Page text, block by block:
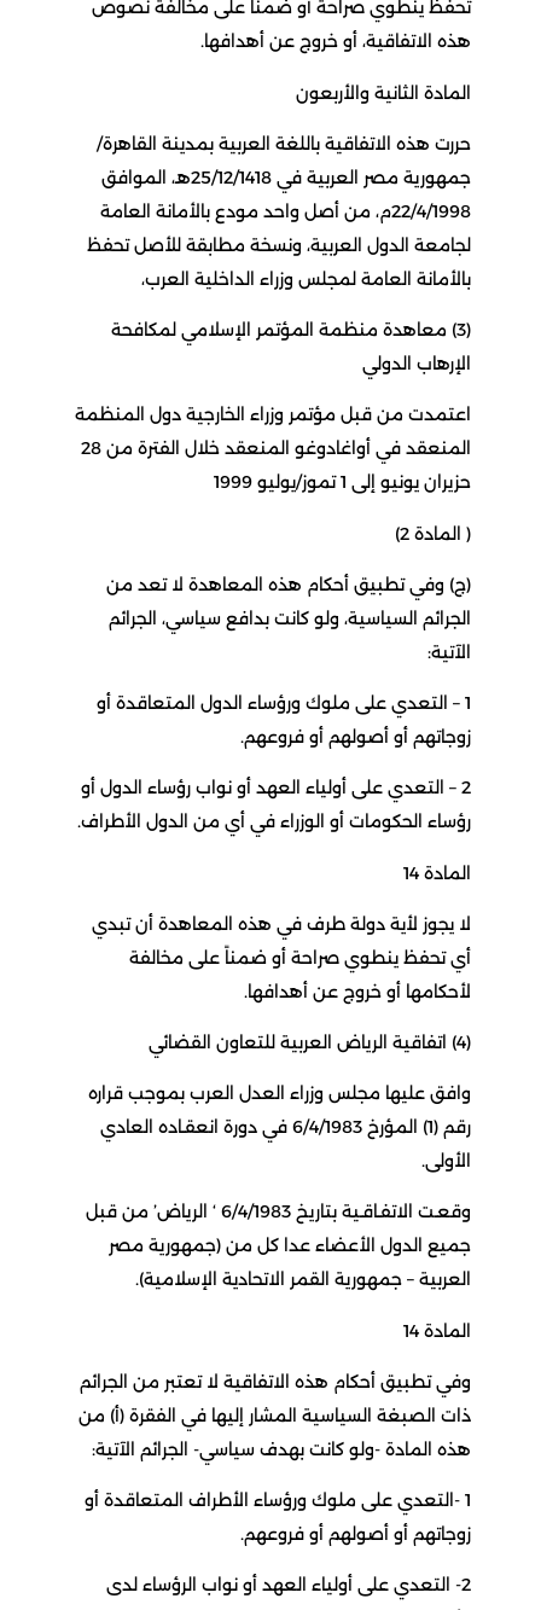
تحفظ ينطوي صراحة أو ضمنًا على مخالفة نصوص
هذه الاتفاقية، أو خروج عن أهدافها.
المادة الثانية والأربعون
حررت هذه الاتفاقية باللغة العربية بمدينة القاهرة/
جمهورية مصر العربية في 25/12/1418هـ، الموافق
22/4/1998م، من أصل واحد مودع بالأمانة العامة
لجامعة الدول العربية، ونسخة مطابقة للأصل تحفظ
بالأمانة العامة لمجلس وزراء الداخلية العرب،
(3) معاهدة منظمة المؤتمر الإسلامي لمكافحة
الإرهاب الدولي
اعتمدت من قبل مؤتمر وزراء الخارجية دول المنظمة
المنعقد في أواغادوغو المنعقد خلال الفترة من 28
حزيران يونيو إلى 1 تموز/يوليو 1999
( المادة 2)
(ج) وفي تطبيق أحكام هذه المعاهدة لا تعد من
الجرائم السياسية، ولو كانت بدافع سياسي، الجرائم
الآتية:
1 – التعدي على ملوك ورؤساء الدول المتعاقدة أو
زوجاتهم أو أصولهم أو فروعهم.
2 – التعدي على أولياء العهد أو نواب رؤساء الدول أو
رؤساء الحكومات أو الوزراء في أي من الدول الأطراف.
المادة 14
لا يجوز لأية دولة طرف في هذه المعاهدة أن تبدي
أي تحفظ ينطوي صراحة أو ضمناً على مخالفة
لأحكامها أو خروج عن أهدافها.
(4) اتفاقية الرياض العربية للتعاون القضائي
وافق عليها مجلس وزراء العدل العرب بموجب قراره
رقم (1) المؤرخ 6/4/1983 في دورة انعقـاده العادي
الأولى.
وقعـت الاتفـاقـية بتاريخ 6/4/1983 ‘ الرياض’ من قبل
جميع الدول الأعضاء عدا كل من (جمهورية مصر
العربية – جمهورية القمر الاتحادية الإسلامية).
المادة 14
وفي تطبيق أحكام هذه الاتفاقية لا تعتبر من الجرائم
ذات الصبغة السياسية المشار إليها في الفقرة (أ) من
هذه المادة -ولو كانت بهدف سياسي- الجرائم الآتية:
1 -التعدي على ملوك ورؤساء الأطراف المتعاقدة أو
زوجاتهم أو أصولهم أو فروعهم.
2- التعدي على أولياء العهد أو نواب الرؤساء لدى